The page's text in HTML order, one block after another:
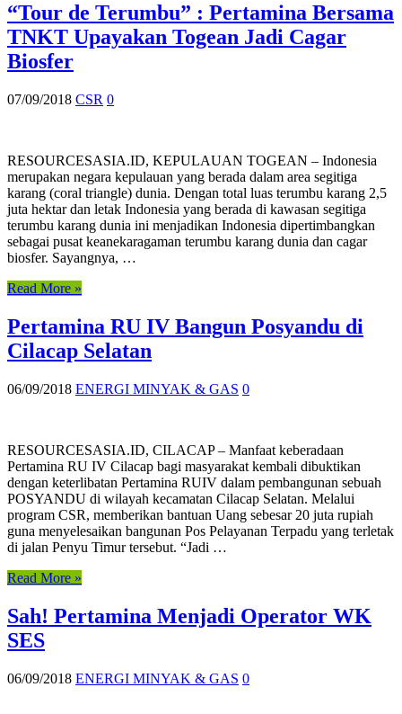
“Tour de Terumbu” : Pertamina Bersama
TNKT Upayakan Togean Jadi Cagar
Biosfer
07/09/2018 CSR 0
RESOURCESASIA.ID, KEPULAUAN TOGEAN – Indonesia
merupakan negara kepulauan yang berada dalam area segitiga
karang (coral triangle) dunia. Dengan total luas terumbu karang 2,5
juta hektar dan letak Indonesia yang berada di kawasan segitiga
terumbu karang dunia ini menjadikan Indonesia dipertimbangkan
sebagai pusat keanekaragaman terumbu karang dunia dan cagar
biosfer. Sayangnya, …
Read More »
Pertamina RU IV Bangun Posyandu di
Cilacap Selatan
06/09/2018 ENERGI MINYAK & GAS 0
RESOURCESASIA.ID, CILACAP – Manfaat keberadaan
Pertamina RU IV Cilacap bagi masyarakat kembali dibuktikan
dengan keterlibatan Pertamina RUIV dalam pembangunan sebuah
POSYANDU di wilayah kecamatan Cilacap Selatan. Melalui
program CSR, memberikan bantuan Uang sebesar 20 juta rupiah
guna menyelesaikan bangunan Pos Pelayanan Terpadu yang terletak
di jalan Penyu Timur tersebut. “Jadi …
Read More »
Sah! Pertamina Menjadi Operator WK
SES
06/09/2018 ENERGI MINYAK & GAS 0